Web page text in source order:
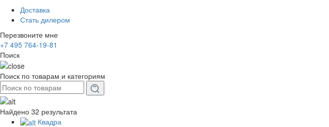
Доставка
Стать дилером
Перезвоните мне
+7 495 764-19-81
Поиск
Поиск по товарам и категориям
Найдено 32 результата
Квадра